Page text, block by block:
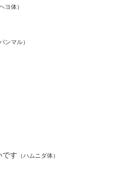
ヨ体）
パンマル）
です （ハムニダ体）